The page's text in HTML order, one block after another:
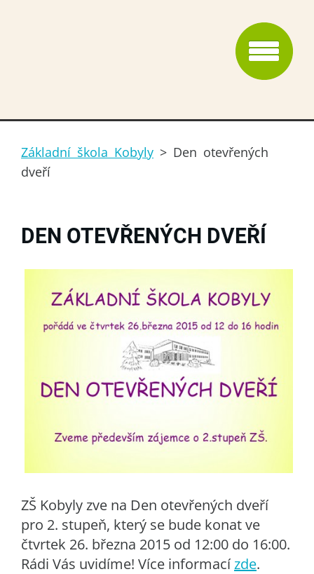
Základní škola Kobyly > Den otevřených
dveří
DEN OTEVŘENÝCH DVEŘÍ
ZŠ Kobyly zve na Den otevřených dveří
pro 2. stupeň, který se bude konat ve
čtvrtek 26. března 2015 od 12:00 do 16:00.
Rádi Vás uvidíme! Více informacízde.